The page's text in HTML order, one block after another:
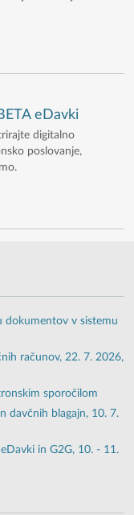
eDavki
digitalno
poslovanje,
dokumentov v sistemu
računov, 22. 7. 2026,
sporočilom
davčnih blagajn, 10. 7.
in G2G, 10. - 11.